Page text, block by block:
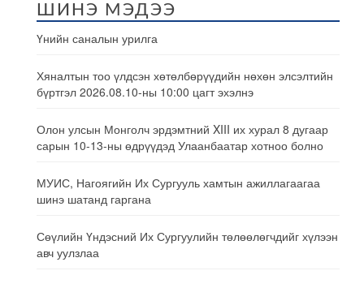
ШИНЭ МЭДЭЭ
Үнийн саналын урилга
Хяналтын тоо үлдсэн хөтөлбөрүүдийн нөхөн элсэлтийн
бүртгэл 2026.08.10-ны 10:00 цагт эхэлнэ
Олон улсын Монголч эрдэмтний XIII их хурал 8 дугаар
сарын 10-13-ны өдрүүдэд Улаанбаатар хотноо болно
МУИС, Нагоягийн Их Сургууль хамтын ажиллагаагаа
шинэ шатанд гаргана
Сөүлийн Үндэсний Их Сургуулийн төлөөлөгчдийг хүлээн
авч уулзлаа